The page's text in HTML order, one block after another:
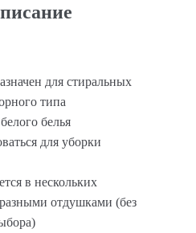
для стиральных
типа
белья
для уборки
в нескольких
отдушками (без